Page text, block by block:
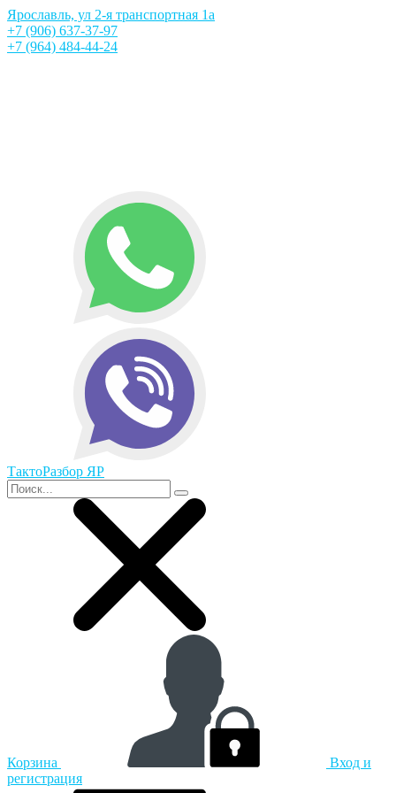
Ярославль, ул 2-я транспортная 1а
+7 (906) 637-37-97
+7 (964) 484-44-24
ТактоРазбор ЯР
Корзина
Вход и
регистрация